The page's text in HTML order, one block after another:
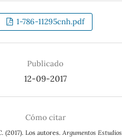
1-786-11295cnh.pdf
Publicado
12-09-2017
Cómo citar
(2017). Los autores. Argumentos Estudios